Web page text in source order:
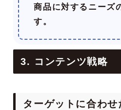
商品に対するニーズ
す。
3. コンテンツ戦略
ターゲットに合わ